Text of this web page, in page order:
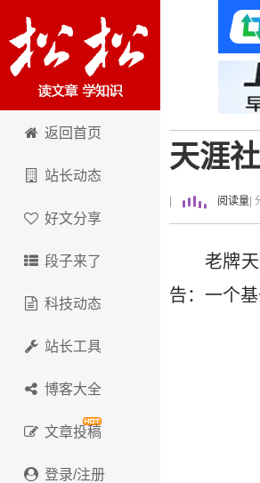
卢松松博客
返回首页
站长动态
好文分享
段子来了
科技动态
站长工具
博客大全
文章投稿
登录/注册
天涯
阅读量 |
老牌
告：一个